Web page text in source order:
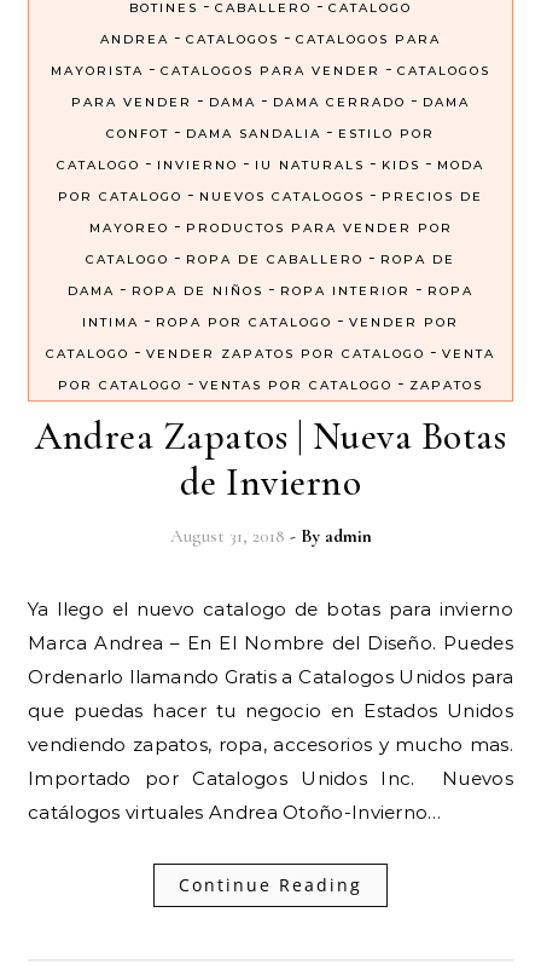
BOTINES - CABALLERO - CATALOGO
ANDREA - CATALOGOS - CATALOGOS PARA
MAYORISTA - CATALOGOS PARA VENDER - CATALOGOS
PARA VENDER
- DAMA - DAMA CERRADO - DAMA
CONFOT - DAMA SANDALIA - ESTILO POR
CATALOGO - INVIERNO - IU NATURALS - KIDS - MODA
POR CATALOGO - NUEVOS CATALOGOS - PRECIOS DE
MAYOREO - PRODUCTOS PARA VENDER POR
CATALOGO - ROPA DE CABALLERO - ROPA DE
DAMA - ROPA DE NIÑOS - ROPA INTERIOR - ROPA
INTIMA - ROPA POR CATALOGO - VENDER POR
CATALOGO - VENDER ZAPATOS POR CATALOGO - VENTA
POR CATALOGO - VENTAS POR CATALOGO - ZAPATOS
Andrea Zapatos | Nueva Botas
de Invierno
August 31, 2018 - By admin
Ya llego el nuevo catalogo de botas para invierno
Marca Andrea – En El Nombre del Diseño. Puedes
Ordenarlo llamando Gratis a Catalogos Unidos para
que puedas hacer tu negocio en Estados Unidos
vendiendo zapatos, ropa, accesorios y mucho mas.
Importado por Catalogos Unidos Inc. Nuevos
catálogos virtuales Andrea Otoño-Invierno…
Continue Reading